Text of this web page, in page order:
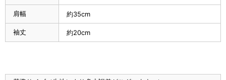
肩幅 約35cm
袖丈 約20cm